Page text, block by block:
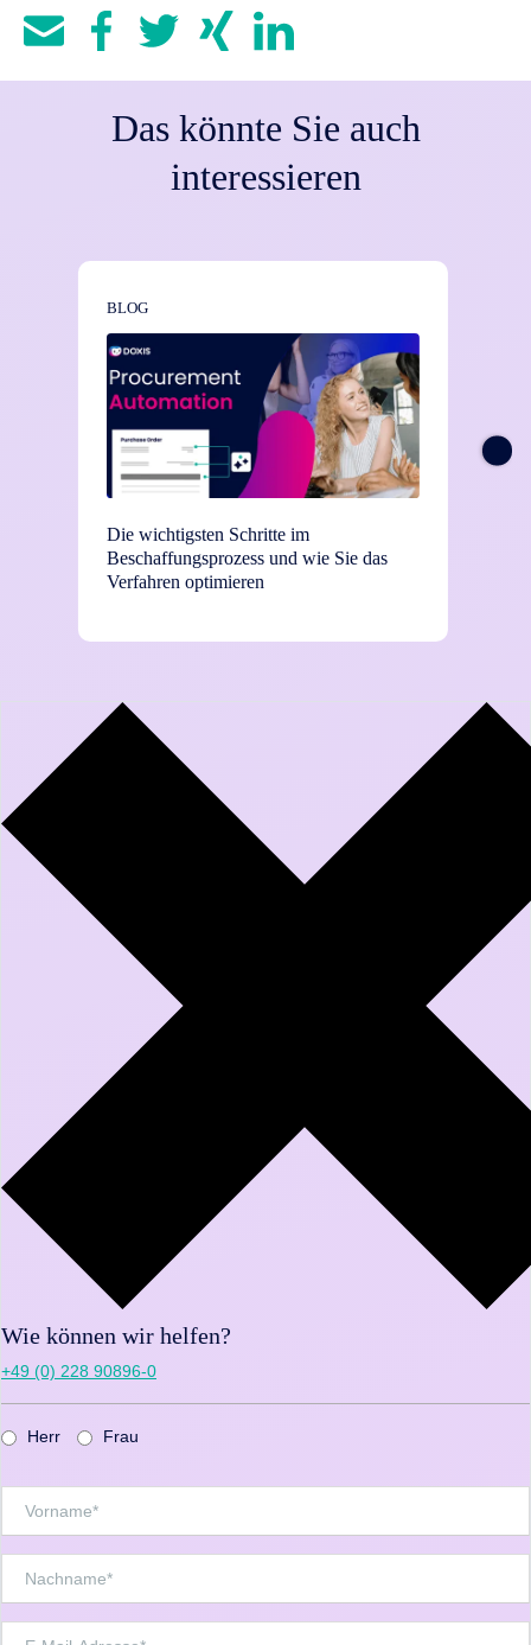
einzuhalten. Je nach Dokument variieren die
Aufbewahrungsfristen zwischen sechs bis zehn Jahren.
Das könnte Sie auch
interessieren
BLOG
Die wichtigsten Schritte im
Beschaffungsprozess und wie Sie das
Verfahren optimieren
Wie können wir helfen?
+49 (0) 228 90896-0
Herr Frau